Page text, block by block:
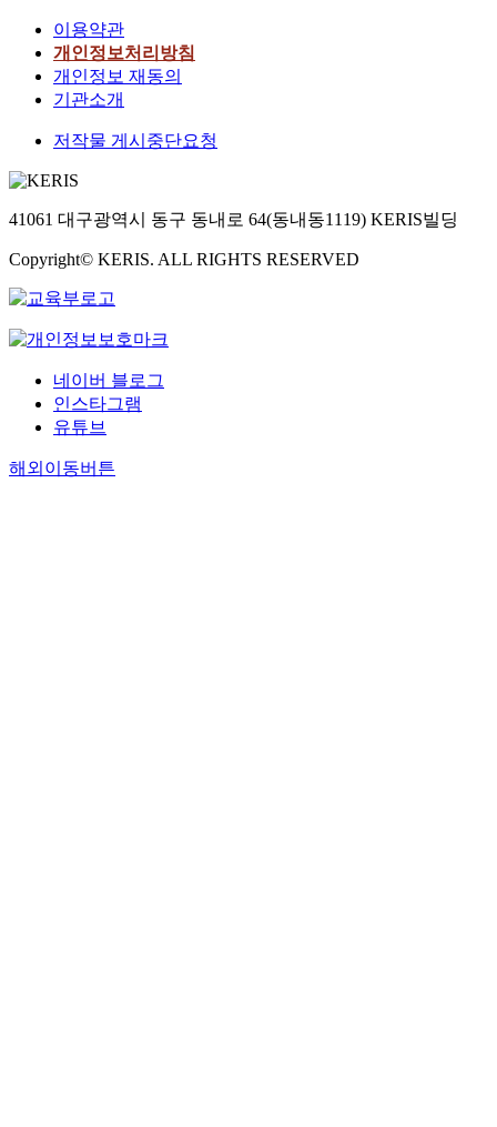
이용약관
개인정보처리방침
개인정보 재동의
기관소개
저작물 게시중단요청
41061 대구광역시 동구 동내로 64(동내동1119) KERIS빌딩
Copyright© KERIS. ALL RIGHTS RESERVED
네이버 블로그
인스타그램
유튜브
해외이동버튼